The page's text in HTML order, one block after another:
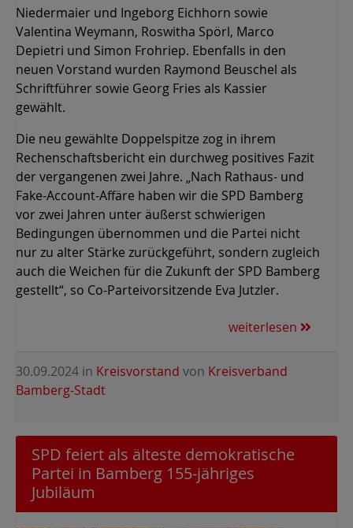
Niedermaier und Ingeborg Eichhorn sowie
Valentina Weymann, Roswitha Spörl, Marco
Depietri und Simon Frohriep. Ebenfalls in den
neuen Vorstand wurden Raymond Beuschel als
Schriftführer sowie Georg Fries als Kassier
gewählt.
Die neu gewählte Doppelspitze zog in ihrem
Rechenschaftsbericht ein durchweg positives Fazit
der vergangenen zwei Jahre. „Nach Rathaus- und
Fake-Account-Affäre haben wir die SPD Bamberg
vor zwei Jahren unter äußerst schwierigen
Bedingungen übernommen und die Partei nicht
nur zu alter Stärke zurückgeführt, sondern zugleich
auch die Weichen für die Zukunft der SPD Bamberg
gestellt“, so Co-Parteivorsitzende Eva Jutzler.
weiterlesen
30.09.2024 in Kreisvorstand von Kreisverband
Bamberg-Stadt
SPD feiert als älteste demokratische
Partei in Bamberg 155-jähriges
Jubiläum